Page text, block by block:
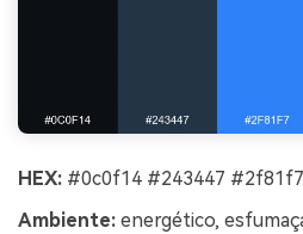
HEX: #0c0f14 #243447
Ambiente: energético,